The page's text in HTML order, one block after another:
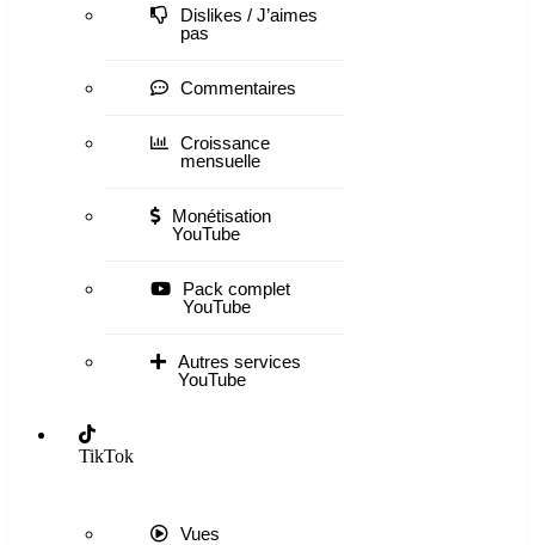
Dislikes / J’aimes
pas
Commentaires
Croissance
mensuelle
Monétisation
YouTube
Pack complet
YouTube
Autres services
YouTube
TikTok
Vues